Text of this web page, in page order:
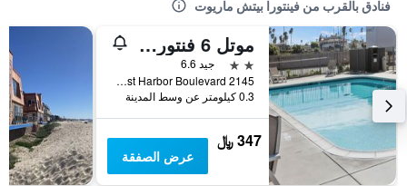
فنادق بالقرب من فينتورا بيتش ماريوت
موتل 6 فنتورا، كاليفورنيا - بيتش
2 نجمتين
جيد 6.6
2145 East Harbor Boulevard, فينتورا, CA, الولايات المتحدة الأميريكية
0.3 كيلومتر عن وسط المدينة
347 ﷼
عرض الصفقة